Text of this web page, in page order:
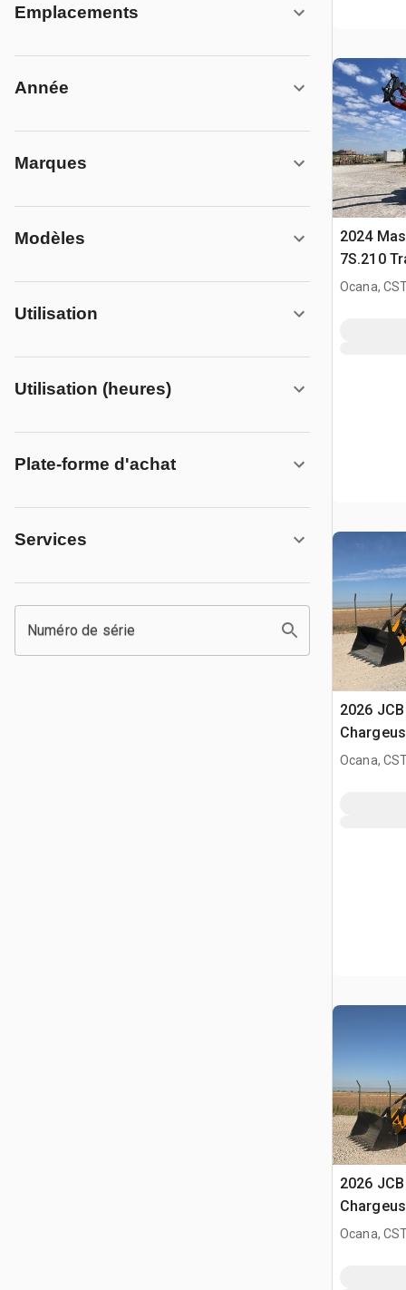
Emplacements
Année
Marques
Modèles
Utilisation
Utilisation (heures)
Plate-forme d'achat
Services
Numéro de série
2024
7S.210
4WD
Ocana,
2026
(Unused)
Ocana,
2026
(Unused)
Ocana,